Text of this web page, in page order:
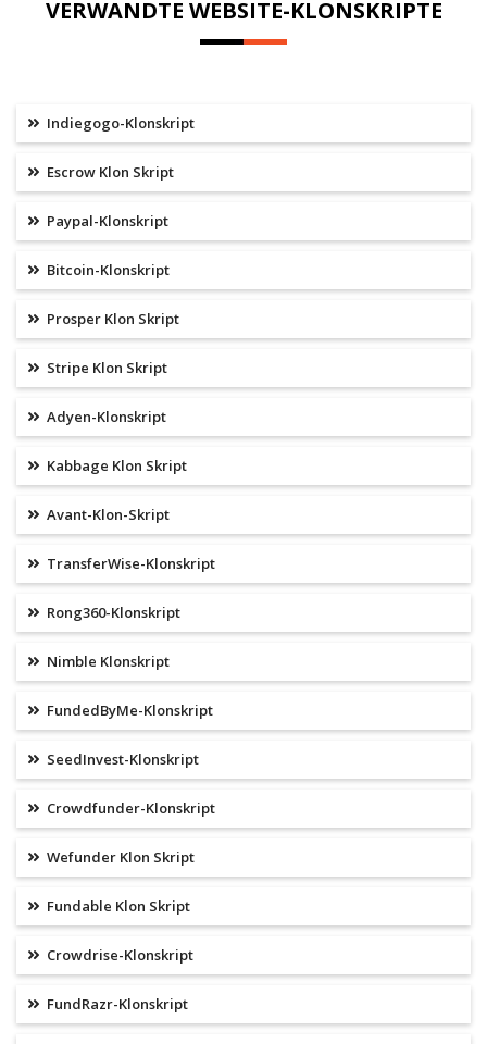
VERWANDTE WEBSITE-KLONSKRIPTE
Indiegogo-Klonskript
Escrow Klon Skript
Paypal-Klonskript
Bitcoin-Klonskript
Prosper Klon Skript
Stripe Klon Skript
Adyen-Klonskript
Kabbage Klon Skript
Avant-Klon-Skript
TransferWise-Klonskript
Rong360-Klonskript
Nimble Klonskript
FundedByMe-Klonskript
SeedInvest-Klonskript
Crowdfunder-Klonskript
Wefunder Klon Skript
Fundable Klon Skript
Crowdrise-Klonskript
FundRazr-Klonskript